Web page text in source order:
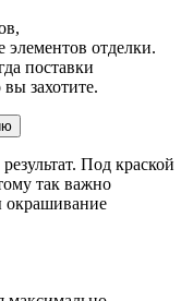
отделки.
поставки
захотите.
Под краской
так важно
окрашивание